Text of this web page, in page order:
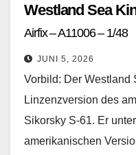
Westland Sea
Airfix – A11006 – 1/48
JUNI 5, 2026
Vorbild: Der Westland
Linzenzversion des
Sikorsky S-61. Er
amerikanischen